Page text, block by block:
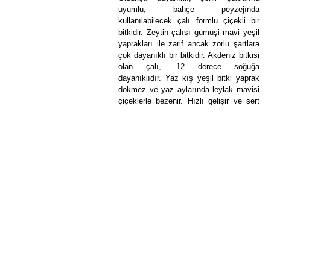
uyumlu, bahçe peyzejında
kullanılabilecek çalı formlu çiçekli bir
bitkidir. Zeytin çalısı gümüşi mavi yeşil
yaprakları ile zarif ancak zorlu şartlara
çok dayanıklı bir bitkidir. Akdeniz bitkisi
olan çalı, -12 derece soğuğa
dayanıklıdır. Yaz kış yeşil bitki yaprak
dökmez ve yaz aylarında leylak mavisi
çiçeklerle bezenir. Hızlı gelişir ve sert